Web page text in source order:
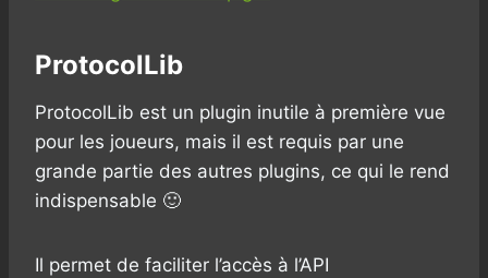
ProtocolLib
ProtocolLib est un plugin inutile à première vue
pour les joueurs, mais il est requis par une
grande partie des autres plugins, ce qui le rend
indispensable 🙂
Il permet de faciliter l’accès à l’API